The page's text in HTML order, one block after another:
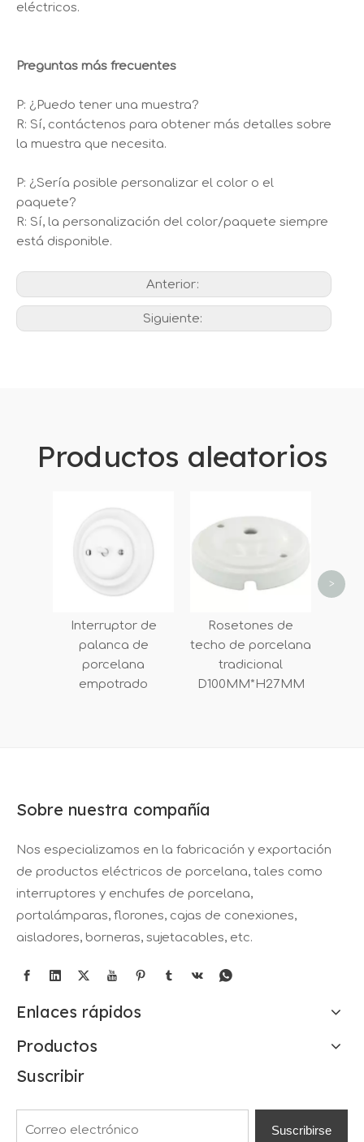
eléctricos.
Preguntas más frecuentes
P: ¿Puedo tener una muestra?
R: Sí, contáctenos para obtener más detalles sobre
la muestra que necesita.
P: ¿Sería posible personalizar el color o el
paquete?
R: Sí, la personalización del color/paquete siempre
está disponible.
Anterior:
Siguiente:
Productos aleatorios
Interruptor de
palanca de
porcelana
empotrado
Rosetones de
techo de porcelana
tradicional
D100MM*H27MM
UE
>
Sobre nuestra compañía
Nos especializamos en la fabricación y exportación
de productos eléctricos de porcelana, tales como
interruptores y enchufes de porcelana,
portalámparas, florones, cajas de conexiones,
aisladores, borneras, sujetacables, etc.
Enlaces rápidos
Productos
Suscribir
Suscribirse